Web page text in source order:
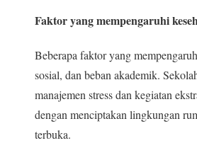
Faktor yang mempengaruhi
Beberapa faktor yang
sosial, dan beban akademik.
manajemen stress dan kegiatan
dengan menciptakan lingkungan
terbuka.